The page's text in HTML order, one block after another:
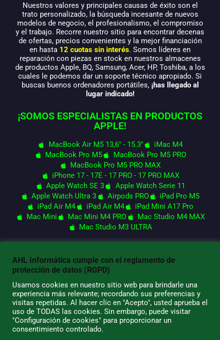
Nuestros valores y principales causas de éxito son el
trato personalizado, la búsqueda incesante de nuevos
modelos de negocio, el profesionalismo, el compromiso
y el trabajo. Recorre nuestro sitio para encontrar decenas
de ofertas, precios convenientes y la mejor financiación
en hasta 12 cuotas sin interés. Somos líderes en
reparación con piezas en stock en nuestros almacenes
de productos Apple, BQ, Samsung, Acer, HP, Toshiba, a los
cuales le podemos dar un soporte técnico apropiado. Si
buscas buenos ordenadores portátiles, ¡has llegado al
lugar indicado!
¡SOMOS ESPECIALISTAS EN PRODUCTOS
APPLE!
MacBook Air M5 13,6" - 15.3"
iMac M4
MacBook Pro M5
MacBook Pro M5 PRO
MacBook Pro M5 PRO MAX
iPhone 17 - 17E - 17 PRO - 17 PRO MAX
Apple Watch SE 3
Apple Watch Serie 11
Apple Watch Ultra 3
Airpods PRO
iPad Pro M5
iPad Air M4
iPad Air M4
iPad Mini A17 Pro
Mac Mini
Mac Mini M4 PRO
Mac Studio M4 MAX
Mac Studio M3 ULTRA
© 2026 AHL Informática
AHL Informática cumple con el reglamento de
protección de datos (RGPD)
Usamos cookies en nuestro sitio web para brindarle una
experiencia más relevante; recordando sus preferencias y
visitas repetidas. Al hacer clic en "Acepto", usted aprueba el
uso de TODAS las cookies. Sin embargo, puede visitar
"Configuración de cookies" para proporcionar un
consentimiento controlado.